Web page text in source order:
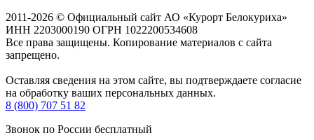
2011-2026 © Официальный сайт АО «Курорт Белокуриха»
ИНН 2203000190 ОГРН 1022200534608
Все права защищены. Копирование материалов с сайта
запрещено.
Оставляя сведения на этом сайте, вы подтверждаете согласие
на обработку ваших персональных данных.
8 (800) 707 51 82
Звонок по России бесплатный